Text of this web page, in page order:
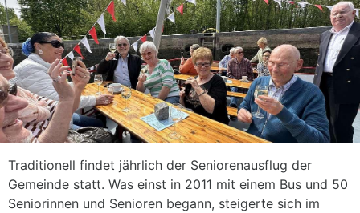
Traditionell findet jährlich der Seniorenausflug der
Gemeinde statt. Was einst in 2011 mit einem Bus und 50
Seniorinnen und Senioren begann, steigerte sich im